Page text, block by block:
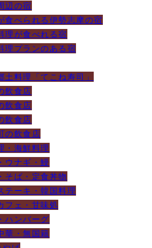
辺の宿
食べられる伊勢志摩の宿
理が食べれる宿
理プランのある宿
土料理「てこね寿司」
飲食店
飲食店
飲食店
の飲食店
・海鮮料理
ウナギ・鰻
そば・定食丼物
テーキ・韓国料理
フェ・甘味処
ハンバーグ
華・無国籍